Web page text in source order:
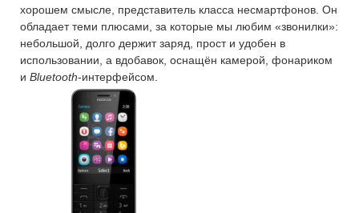
хорошем смысле, представитель класса несмартфонов. Он
обладает теми плюсами, за которые мы любим «звонилки»:
небольшой, долго держит заряд, прост и удобен в
использовании, а вдобавок, оснащён камерой, фонариком
и Bluetooth-интерфейсом.